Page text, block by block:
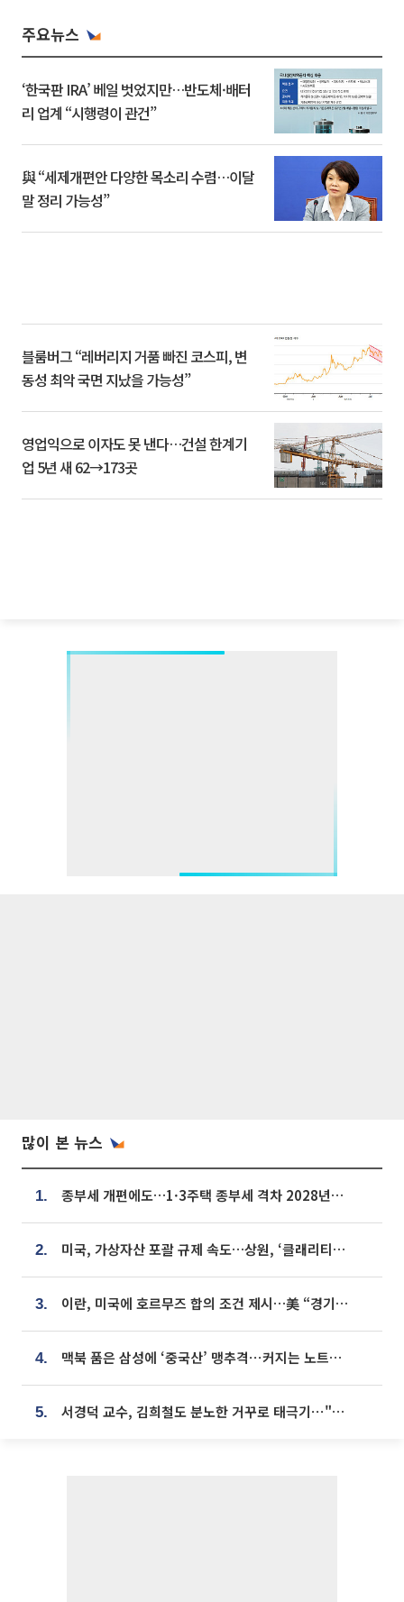
주요뉴스
‘한국판 IRA’ 베일 벗었지만…반도체·배터
리 업계 “시행령이 관건”
與 “세제개편안 다양한 목소리 수렴…이달
말 정리 가능성”
블룸버그 “레버리지 거품 빠진 코스피, 변
동성 최악 국면 지났을 가능성”
영업익으로 이자도 못 낸다…건설 한계기
업 5년 새 62→173곳
많이 본 뉴스
1. 종부세 개편에도…1·3주택 종부세 격차 2028년부터 확대
2. 미국, 가상자산 포괄 규제 속도…상원, ‘클래리티법’ 9월 절차투표 추진
3. 이란, 미국에 호르무즈 합의 조건 제시…美 “경기 아직 안 끝나” [종합]
4. 맥북 품은 삼성에 ‘중국산’ 맹추격⋯커지는 노트북 OLED 시장
5. 서경덕 교수, 김희철도 분노한 거꾸로 태극기⋯"엉터리는 아냐, 아쉬울 뿐"